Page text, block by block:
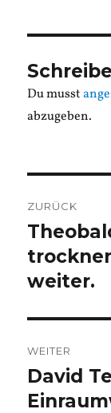
Du musst
abzugeben.
ZURÜCK
Vorheriger
Beitrag:
weiter.
WEITER
Nächster
Beitrag:
David